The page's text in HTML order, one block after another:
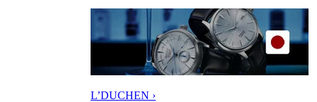
L’DUCHEN ›